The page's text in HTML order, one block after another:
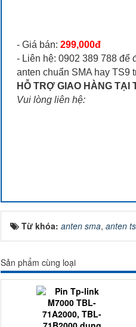
- Giá bán: 299,000đ
- Liên hệ: 0902 389 788 để
anten chuẩn SMA hay TS9
HỖ TRỢ GIAO HÀNG TẠI
Vui lòng liên hệ:
Từ khóa: anten sma, anten
Sản phẩm cùng loại